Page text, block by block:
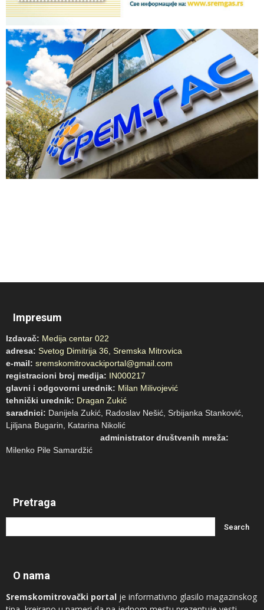
Impresum
Izdavač: Medija centar 022
adresa: Svetog Dimitrija 36, Sremska Mitrovica
e-mail: sremskomitrovackiportal@gmail.com
registracioni broj medija: IN000217
glavni i odgovorni urednik: Milan Milivojević
tehnički urednik: Dragan Zukić
saradnici: Danijela Zukić, Radoslav Nešić, Srbijanka Stanković,
Ljiljana Bugarin, Katarina Nikolić
administrator društvenih mreža:
Milenko Pile Samardžić
Pretraga
O nama
Sremskomitrovački portal je informativno glasilo magazinskog